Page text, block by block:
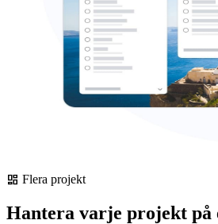
dashboard Flera projekt
Hantera varje projekt på